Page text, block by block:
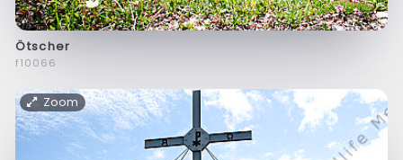
Ötscher
f10066
Zoom